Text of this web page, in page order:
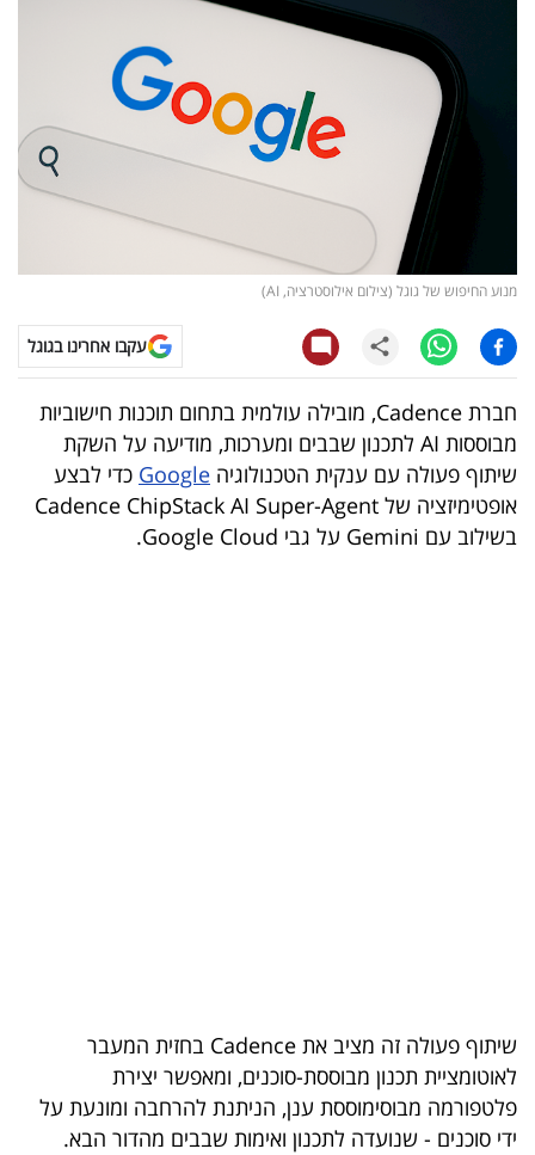
רכילות
עסקית
עסקי
ספורט
קריירה
ולימודים
הכלכלי
פודקאסט
מנוע החיפוש של גוגל (צילום אילוסטרציה, AI)
עקבו אחרינו בגוגל
חברת Cadence, מובילה עולמית בתחום תוכנות חישוביות
מבוססות AI לתכנון שבבים ומערכות, מודיעה על השקת
שיתוף פעולה עם ענקית הטכנולוגיה Google כדי לבצע
אופטימיזציה של Cadence ChipStack AI Super-Agent
בשילוב עם Gemini על גבי Google Cloud.
שיתוף פעולה זה מציב את Cadence בחזית המעבר
לאוטומציית תכנון מבוססת-סוכנים, ומאפשר יצירת
פלטפורמה מבוסימוססת ענן, הניתנת להרחבה ומונעת על
ידי סוכנים - שנועדה לתכנון ואימות שבבים מהדור הבא.